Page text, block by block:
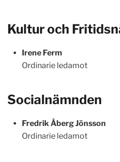
Kultur och
Irene Ferm
Ordinarie ledamot
Socialnämnden
Fredrik Åberg Jönsson
Ordinarie ledamot